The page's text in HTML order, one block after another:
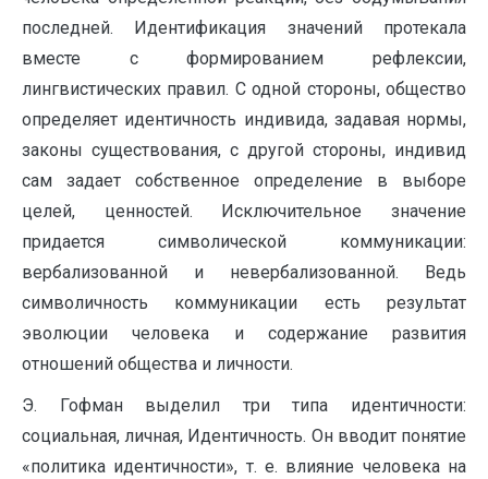
последней. Идентификация значений протекала
вместе с формированием рефлексии,
лингвистических правил. С одной стороны, общество
определяет идентичность индивида, задавая нормы,
законы существования, с другой стороны, индивид
сам задает собственное определение в выборе
целей, ценностей. Исключительное значение
придается символической коммуникации:
вербализованной и невербализованной. Ведь
символичность коммуникации есть результат
эволюции человека и содержание развития
отношений общества и личности.
Э. Гофман выделил три типа идентичности:
социальная, личная, Идентичность. Он вводит понятие
«политика идентичности», т. е. влияние человека на